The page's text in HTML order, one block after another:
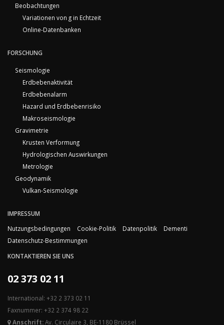
Beobachtungen
Variationen von g in Echtzeit
Online-Datenbanken
FORSCHUNG
Seismologie
Erdbebenaktivität
Erdbebenalarm
Hazard und Erdbebenrisiko
Makroseismologie
Gravimetrie
Krusten Verformung
Hydrologischen Auswirkungen
Metrologie
Geodynamik
Vulkan-Seismologie
IMPRESSUM
Nutzungsbedingungen
Cookie-Politik Datenpolitik
Dementi
Datenschutz-Bestimmungen
KONTAKTIEREN SIE UNS
02 373 02 11
International: +32 2 373 02 11
Faxnummer: +32 2 374 98 22
Anschrift:Av. Circulaire 3, BE-1180 Brüssel